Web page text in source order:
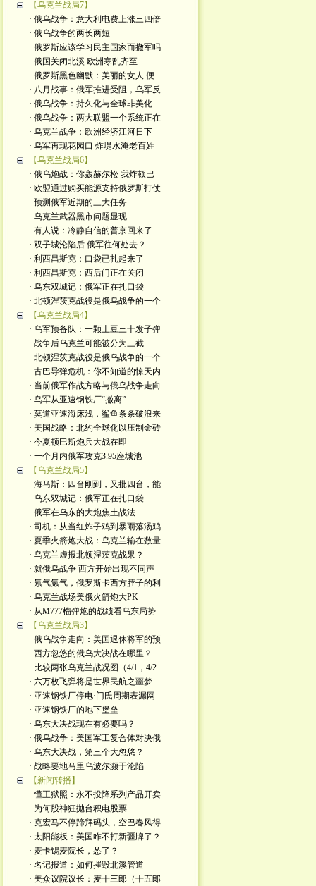
【乌克兰战局7】
· 俄乌战争：意大利电费上涨三四倍
· 俄乌战争的两长两短
· 俄罗斯应该学习民主国家而撤军吗
· 俄国关闭北溪 欧洲寒乱齐至
· 俄罗斯黑色幽默：美丽的女人 便
· 八月战事：俄军推进受阻，乌军反
· 俄乌战争：持久化与全球非美化
· 俄乌战争：两大联盟一个系统正在
· 乌克兰战争：欧洲经济江河日下
· 乌军再现花园口 炸堤水淹老百姓
【乌克兰战局6】
· 俄乌炮战：你轰赫尔松 我炸顿巴
· 欧盟通过购买能源支持俄罗斯打仗
· 预测俄军近期的三大任务
· 乌克兰武器黑市问题显现
· 有人说：冷静自信的普京回来了
· 双子城沦陷后 俄军往何处去？
· 利西昌斯克：口袋已扎起来了
· 利西昌斯克：西后门正在关闭
· 乌东双城记：俄军正在扎口袋
· 北顿涅茨克战役是俄乌战争的一个
【乌克兰战局4】
· 乌军预备队：一颗土豆三十发子弹
· 战争后乌克兰可能被分为三截
· 北顿涅茨克战役是俄乌战争的一个
· 古巴导弹危机：你不知道的惊天内
· 当前俄军作战方略与俄乌战争走向
· 乌军从亚速钢铁厂“撤离”
· 莫道亚速海床浅，鲨鱼条条破浪来
· 美国战略：北约全球化以压制金砖
· 今夏顿巴斯炮兵大战在即
· 一个月内俄军攻克3.95座城池
【乌克兰战局5】
· 海马斯：四台刚到，又批四台，能
· 乌东双城记：俄军正在扎口袋
· 俄军在乌东的大炮焦土战法
· 司机：从当红炸子鸡到暴雨落汤鸡
· 夏季火箭炮大战：乌克兰输在数量
· 乌克兰虚报北顿涅茨克战果？
· 就俄乌战争 西方开始出现不同声
· 氖气氪气，俄罗斯卡西方脖子的利
· 乌克兰战场美俄火箭炮大PK
· 从M777榴弹炮的战绩看乌东局势
【乌克兰战局3】
· 俄乌战争走向：美国退休将军的预
· 西方忽悠的俄乌大决战在哪里？
· 比较两张乌克兰战况图（4/1，4/2
· 六万枚飞弹将是世界民航之噩梦
· 亚速钢铁厂停电·门氏周期表漏网
· 亚速钢铁厂的地下堡垒
· 乌东大决战现在有必要吗？
· 俄乌战争：美国军工复合体对决俄
· 乌东大决战，第三个大忽悠？
· 战略要地马里乌波尔濒于沦陷
【新闻转播】
· 懂王狱照：永不投降系列产品开卖
· 为何股神狂抛台积电股票
· 克宏马不停蹄拜码头，空巴春风得
· 太阳能板：美国咋不打新疆牌了？
· 麦卡锡麦院长，怂了？
· 名记报道：如何摧毁北溪管道
· 美众议院议长：麦十三郎（十五郎